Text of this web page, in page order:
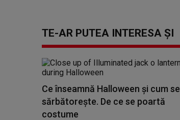
TE-AR PUTEA INTERESA ȘI
Ce înseamnă Halloween și cum se
sărbătorește. De ce se poartă
costume